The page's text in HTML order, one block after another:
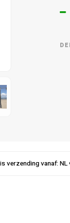
verzending vanaf: NL